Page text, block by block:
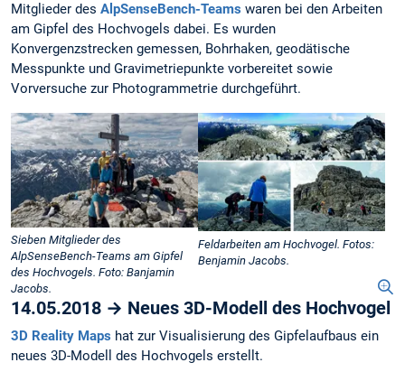
Mitglieder des AlpSenseBench-Teams waren bei den Arbeiten
am Gipfel des Hochvogels dabei. Es wurden
Konvergenzstrecken gemessen, Bohrhaken, geodätische
Messpunkte und Gravimetriepunkte vorbereitet sowie
Vorversuche zur Photogrammetrie durchgeführt.
Sieben Mitglieder des
AlpSenseBench-Teams am Gipfel
des Hochvogels. Foto: Banjamin
Jacobs.
Feldarbeiten am Hochvogel. Fotos:
Benjamin Jacobs.
14.05.2018 → Neues 3D-Modell des Hochvogel
3D Reality Maps hat zur Visualisierung des Gipfelaufbaus ein
neues 3D-Modell des Hochvogels erstellt.